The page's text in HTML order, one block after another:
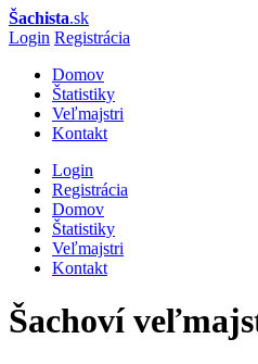
Šachista.sk
Login Registrácia
Domov
Štatistiky
Veľmajstri
Kontakt
Login
Registrácia
Domov
Štatistiky
Veľmajstri
Kontakt
Šachoví